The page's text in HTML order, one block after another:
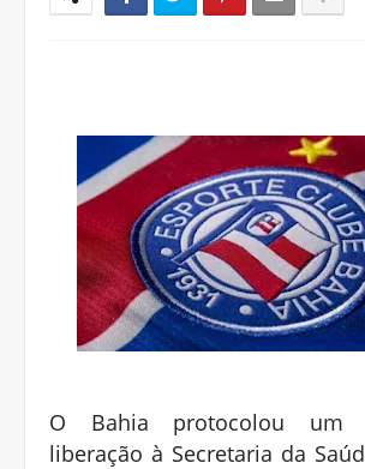
O Bahia protocolou um
liberação à Secretaria da